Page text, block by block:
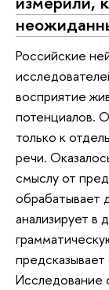
Российские
восприятие
потенциалов.
только к
речи.
смыслу от
обрабатывает
анализирует в
Исследование